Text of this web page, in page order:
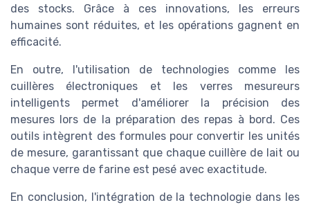
des stocks. Grâce à ces innovations, les erreurs
humaines sont réduites, et les opérations gagnent en
efficacité.
En outre, l'utilisation de technologies comme les
cuillères électroniques et les verres mesureurs
intelligents permet d'améliorer la précision des
mesures lors de la préparation des repas à bord. Ces
outils intègrent des formules pour convertir les unités
de mesure, garantissant que chaque cuillère de lait ou
chaque verre de farine est pesé avec exactitude.
En conclusion, l'intégration de la technologie dans les